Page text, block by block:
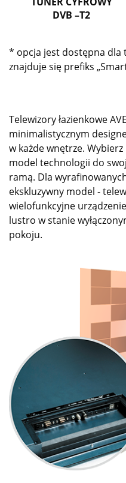
DVB –T2
* opcja jest dostępna dla
znajduje się prefiks
Telewizory łazienkowe
minimalistycznym
w każde wnętrze.
model technologii do
ramą. Dla
ekskluzywny model -
wielofunkcyjne urządzenie
lustro w stanie
pokoju.